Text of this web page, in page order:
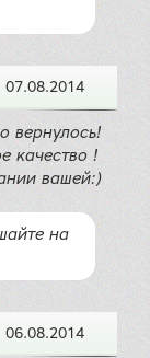
07.08.2014
вернулось!
качество !
вашей:)
на
06.08.2014